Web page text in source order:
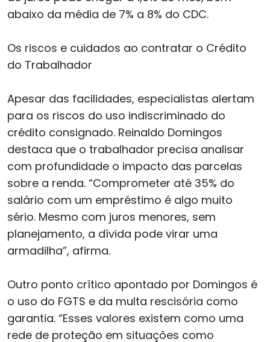
abaixo da média de 7% a 8% do CDC.
Os riscos e cuidados ao contratar o Crédito
do Trabalhador
Apesar das facilidades, especialistas alertam
para os riscos do uso indiscriminado do
crédito consignado. Reinaldo Domingos
destaca que o trabalhador precisa analisar
com profundidade o impacto das parcelas
sobre a renda. “Comprometer até 35% do
salário com um empréstimo é algo muito
sério. Mesmo com juros menores, sem
planejamento, a dívida pode virar uma
armadilha”, afirma.
Outro ponto crítico apontado por Domingos é
o uso do FGTS e da multa rescisória como
garantia. “Esses valores existem como uma
rede de proteção em situações como